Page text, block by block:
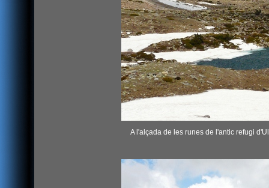
A l'alçada de les runes de l'antic refugi